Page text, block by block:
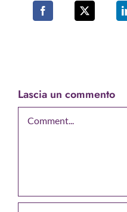
Lascia un commento